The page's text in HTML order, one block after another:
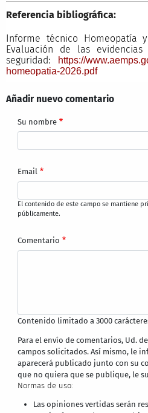
Referencia bibliográfica:
Informe técnico Homeopatía
Evaluación de las
seguridad:
https://
homeopatia-2026.pdf
Añadir nuevo comentario
Su nombre
Email
El contenido de este campo se mantiene
públicamente.
Comentario
Contenido limitado a 3000
Para el envío de comentarios, Ud.
campos solicitados. Así mismo, le
aparecerá publicado junto con su
que no quiera que se publique, le
Normas de uso:
Las opiniones vertidas serán